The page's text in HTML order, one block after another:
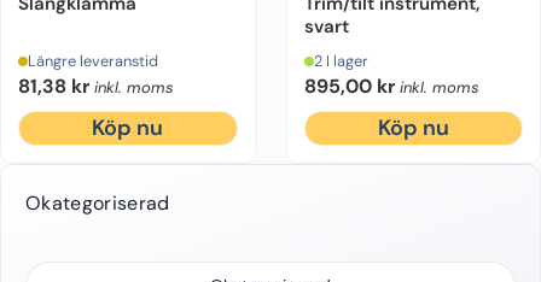
Längre leveranstid
81,38 kr inkl. moms
Köp nu
svart
2 I lager
895,00 kr inkl. moms
Köp nu
Okategoriserad